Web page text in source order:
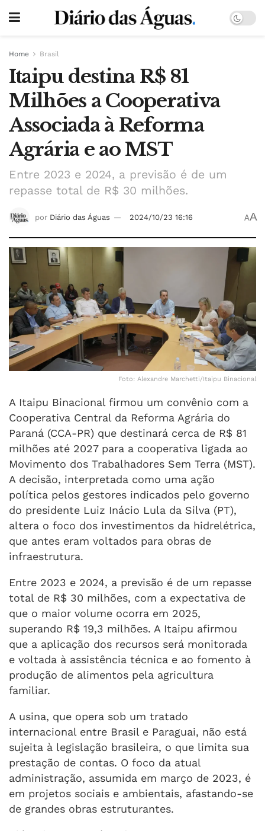
Home Brasil
Itaipu destina R$ 81
Milhões a Cooperativa
Associada à Reforma
Agrária e ao MST
Entre 2023 e 2024, a previsão é de um
repasse total de R$ 30 milhões.
por Diário das Águas 2024/10/23 16:16 AA
Foto: Alexandre Marchetti/Itaipu Binacional
A Itaipu Binacional firmou um convênio com a
Cooperativa Central da Reforma Agrária do
Paraná (CCA-PR) que destinará cerca de R$ 81
milhões até 2027 para a cooperativa ligada ao
Movimento dos Trabalhadores Sem Terra (MST).
A decisão, interpretada como uma ação
política pelos gestores indicados pelo governo
do presidente Luiz Inácio Lula da Silva (PT),
altera o foco dos investimentos da hidrelétrica,
que antes eram voltados para obras de
infraestrutura.
Entre 2023 e 2024, a previsão é de um repasse
total de R$ 30 milhões, com a expectativa de
que o maior volume ocorra em 2025,
superando R$ 19,3 milhões. A Itaipu afirmou
que a aplicação dos recursos será monitorada
e voltada à assistência técnica e ao fomento à
produção de alimentos pela agricultura
familiar.
A usina, que opera sob um tratado
internacional entre Brasil e Paraguai, não está
sujeita à legislação brasileira, o que limita sua
prestação de contas. O foco da atual
administração, assumida em março de 2023, é
em projetos sociais e ambientais, afastando-se
de grandes obras estruturantes.